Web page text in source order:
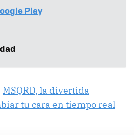
Play
MSQRD, la divertida
tu cara en tiempo real